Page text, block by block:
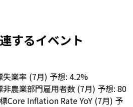
するイベント
失業率 (7月) 予想: 4.2%
非農業部門雇用者数 (7月) 予想: 80
Core Inflation Rate YoY (7月) 予